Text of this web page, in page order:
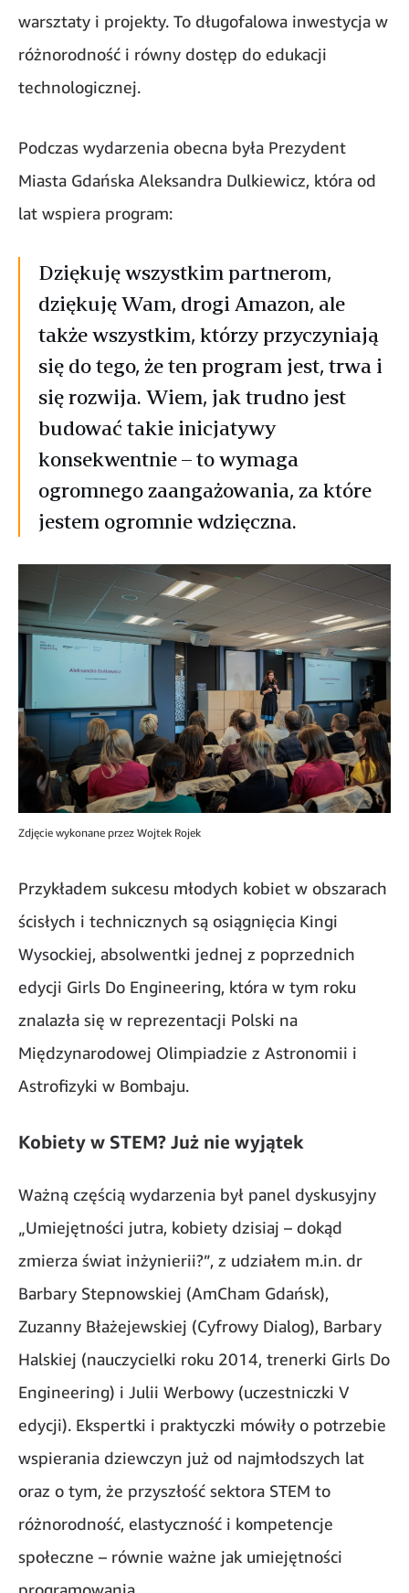
warsztaty i projekty. To długofalowa inwestycja w
różnorodność i równy dostęp do edukacji
technologicznej.
Podczas wydarzenia obecna była Prezydent
Miasta Gdańska Aleksandra Dulkiewicz, która od
lat wspiera program:
Dziękuję wszystkim partnerom,
dziękuję Wam, drogi Amazon, ale
także wszystkim, którzy przyczyniają
się do tego, że ten program jest, trwa i
się rozwija. Wiem, jak trudno jest
budować takie inicjatywy
konsekwentnie – to wymaga
ogromnego zaangażowania, za które
jestem ogromnie wdzięczna.
Zdjęcie wykonane przez Wojtek Rojek
Przykładem sukcesu młodych kobiet w obszarach
ścisłych i technicznych są osiągnięcia Kingi
Wysockiej, absolwentki jednej z poprzednich
edycji Girls Do Engineering, która w tym roku
znalazła się w reprezentacji Polski na
Międzynarodowej Olimpiadzie z Astronomii i
Astrofizyki w Bombaju.
Kobiety w STEM? Już nie wyjątek
Ważną częścią wydarzenia był panel dyskusyjny
„Umiejętności jutra, kobiety dzisiaj – dokąd
zmierza świat inżynierii?”, z udziałem m.in. dr
Barbary Stepnowskiej (AmCham Gdańsk),
Zuzanny Błażejewskiej (Cyfrowy Dialog), Barbary
Halskiej (nauczycielki roku 2014, trenerki Girls Do
Engineering) i Julii Werbowy (uczestniczki V
edycji). Ekspertki i praktyczki mówiły o potrzebie
wspierania dziewczyn już od najmłodszych lat
oraz o tym, że przyszłość sektora STEM to
różnorodność, elastyczność i kompetencje
społeczne – równie ważne jak umiejętności